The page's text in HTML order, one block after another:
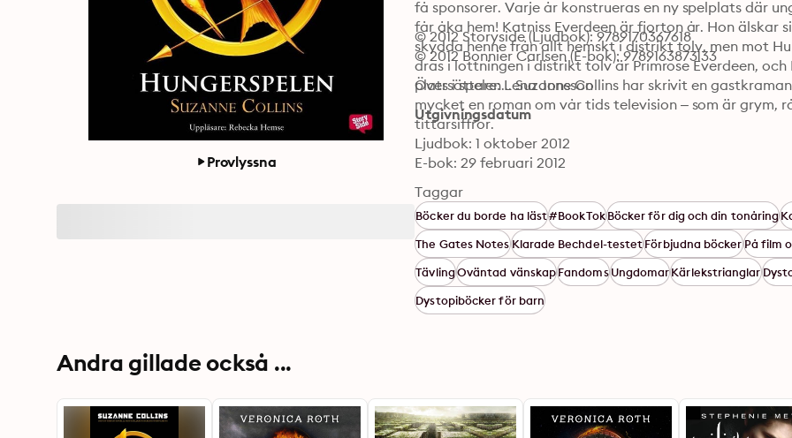
Provlyssna
få sponsorer. Varje år konstrueras en ny spelplats där
får åka hem! Katniss Everdeen är fjorton år. Hon älskar
skydda henne från allt hemskt i distrikt tolv, men mot
dras i lottningen i distrikt tolv är Primrose Everdeen,
plats i spelen... Suzanne Collins har skrivit en
mycket en roman om vår tids television – som är grym,
tittarsiffror.
© 2012 Storyside (Ljudbok): 9789170367618
© 2012 Bonnier Carlsen (E-bok): 9789163873133
Översättare: Lena Jonsson
Utgivningsdatum
Ljudbok: 1 oktober 2012
E-bok: 29 februari 2012
Taggar
Böcker du borde ha läst#BookTokBöcker för dig och din tonåring
The Gates NotesKlarade Bechdel-testetFörbjudna böckerPå film
TävlingOväntad vänskapFandomsUngdomarKärlekstrianglar
Dystopiböcker för barn
Andra gillade också ...